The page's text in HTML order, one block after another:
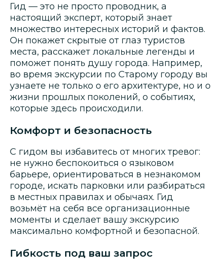
Гид — это не просто проводник, а
настоящий эксперт, который знает
множество интересных историй и фактов.
Он покажет скрытые от глаз туристов
места, расскажет локальные легенды и
поможет понять душу города. Например,
во время экскурсии по Старому городу вы
узнаете не только о его архитектуре, но и о
жизни прошлых поколений, о событиях,
которые здесь происходили.
Комфорт и безопасность
С гидом вы избавитесь от многих тревог:
не нужно беспокоиться о языковом
барьере, ориентироваться в незнакомом
городе, искать парковки или разбираться
в местных правилах и обычаях. Гид
возьмёт на себя все организационные
моменты и сделает вашу экскурсию
максимально комфортной и безопасной.
Гибкость под ваш запрос